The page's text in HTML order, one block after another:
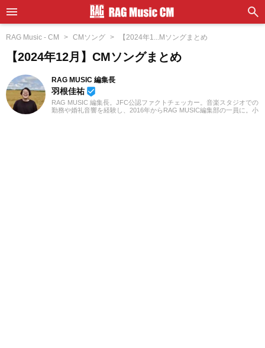
RAG Music - CM CMソング 【2024年1...Mソングまとめ
【2024年12月】CMソングまとめ
RAG MUSIC 編集長
羽根佳祐 beenhere
RAG MUSIC 編集長。JFC公認ファクトチェッカー。音楽スタジオでの
勤務や婚礼音響を経験し、2016年からRAG MUSIC編集部の一員に。小